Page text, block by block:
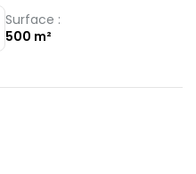
Surface :
500 m²